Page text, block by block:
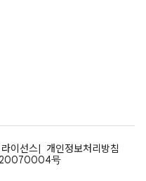
라이선스
개인정보처리방침
20070004号